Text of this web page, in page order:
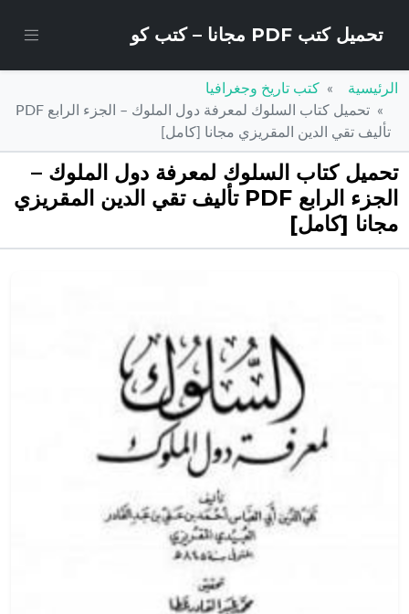
تحميل كتب PDF مجانا – كتب كو
الرئيسية
كتب تاريخ وجغرافيا
تحميل كتاب السلوك لمعرفة دول الملوك – الجزء الرابع PDF
تأليف تقي الدين المقريزي مجانا [كامل]
تحميل كتاب السلوك لمعرفة دول الملوك –
الجزء الرابع PDF تأليف تقي الدين المقريزي
مجانا [كامل]